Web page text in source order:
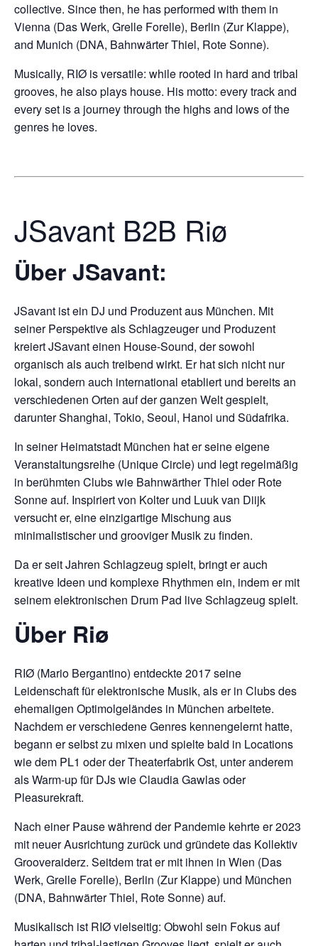
collective. Since then, he has performed with them in
Vienna (Das Werk, Grelle Forelle), Berlin (Zur Klappe),
and Munich (DNA, Bahnwärter Thiel, Rote Sonne).
Musically, RIØ is versatile: while rooted in hard and tribal
grooves, he also plays house. His motto: every track and
every set is a journey through the highs and lows of the
genres he loves.
JSavant B2B Riø
Über JSavant:
JSavant ist ein DJ und Produzent aus München. Mit
seiner Perspektive als Schlagzeuger und Produzent
kreiert JSavant einen House-Sound, der sowohl
organisch als auch treibend wirkt. Er hat sich nicht nur
lokal, sondern auch international etabliert und bereits an
verschiedenen Orten auf der ganzen Welt gespielt,
darunter Shanghai, Tokio, Seoul, Hanoi und Südafrika.
In seiner Heimatstadt München hat er seine eigene
Veranstaltungsreihe (Unique Circle) und legt regelmäßig
in berühmten Clubs wie Bahnwärther Thiel oder Rote
Sonne auf. Inspiriert von Kolter und Luuk van Diijk
versucht er, eine einzigartige Mischung aus
minimalistischer und grooviger Musik zu finden.
Da er seit Jahren Schlagzeug spielt, bringt er auch
kreative Ideen und komplexe Rhythmen ein, indem er mit
seinem elektronischen Drum Pad live Schlagzeug spielt.
Über Riø
RIØ (Mario Bergantino) entdeckte 2017 seine
Leidenschaft für elektronische Musik, als er in Clubs des
ehemaligen Optimolgeländes in München arbeitete.
Nachdem er verschiedene Genres kennengelernt hatte,
begann er selbst zu mixen und spielte bald in Locations
wie dem PL1 oder der Theaterfabrik Ost, unter anderem
als Warm-up für DJs wie Claudia Gawlas oder
Pleasurekraft.
Nach einer Pause während der Pandemie kehrte er 2023
mit neuer Ausrichtung zurück und gründete das Kollektiv
Grooveraiderz. Seitdem trat er mit ihnen in Wien (Das
Werk, Grelle Forelle), Berlin (Zur Klappe) und München
(DNA, Bahnwärter Thiel, Rote Sonne) auf.
Musikalisch ist RIØ vielseitig: Obwohl sein Fokus auf